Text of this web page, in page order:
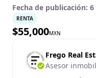
Fecha de publicación: 6
RENTA
$55,000MXN
Frego Real
Asesor